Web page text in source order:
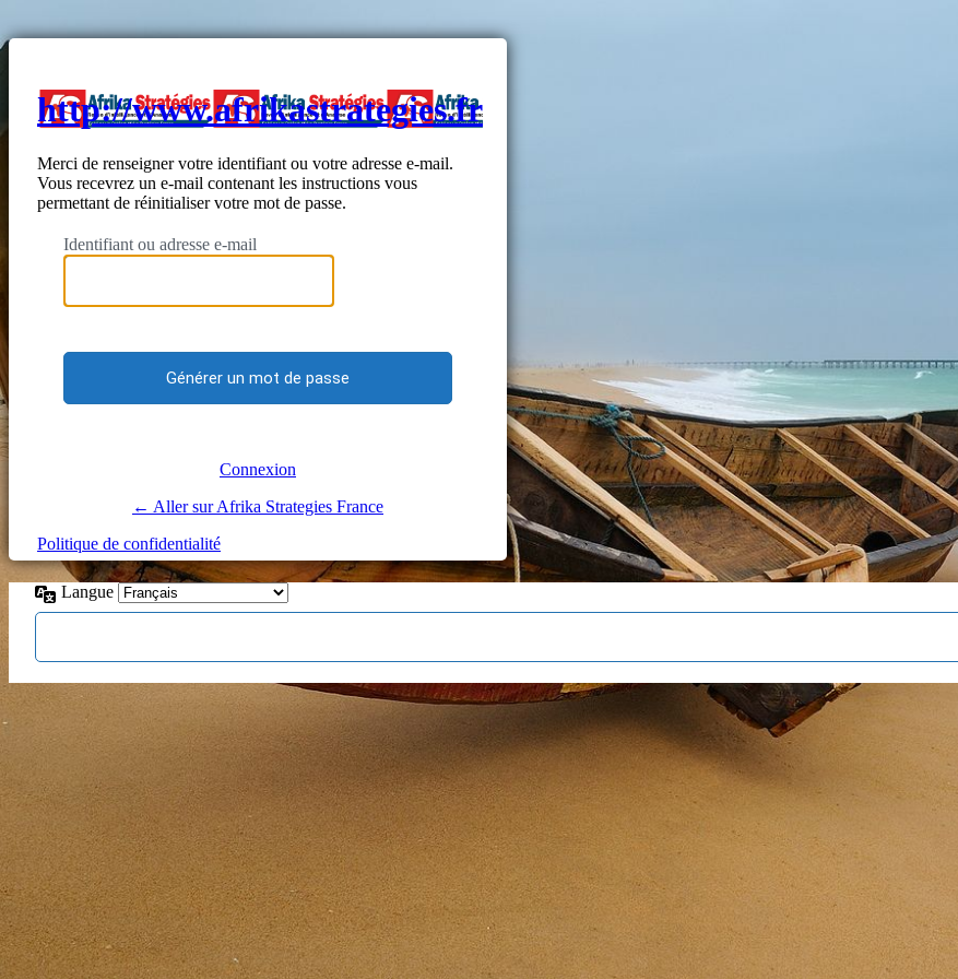
http://www.afrikastrategies.fr
Merci de renseigner votre identifiant ou votre adresse e-mail.
Vous recevrez un e-mail contenant les instructions vous
permettant de réinitialiser votre mot de passe.
Identifiant ou adresse e-mail
Connexion
← Aller sur Afrika Strategies France
Politique de confidentialité
Langue